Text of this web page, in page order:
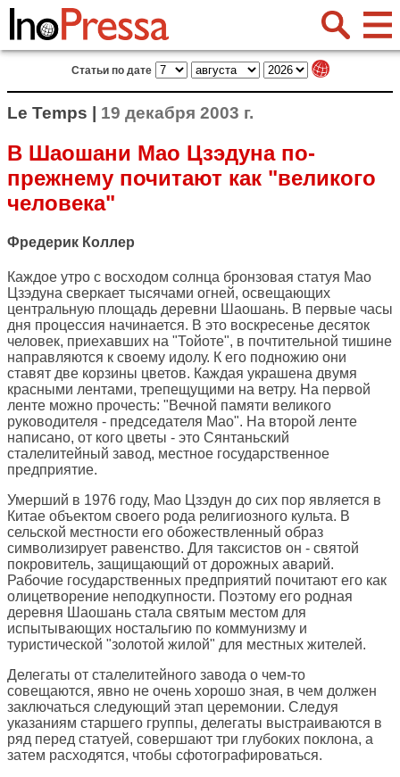
Статьи по дате
Le Temps | 19 декабря 2003 г.
В Шаошани Мао Цзэдуна по-
прежнему почитают как "великого
человека"
Фредерик Коллер
Каждое утро с восходом солнца бронзовая статуя Мао
Цзэдуна сверкает тысячами огней, освещающих
центральную площадь деревни Шаошань. В первые часы
дня процессия начинается. В это воскресенье десяток
человек, приехавших на "Тойоте", в почтительной тишине
направляются к своему идолу. К его подножию они
ставят две корзины цветов. Каждая украшена двумя
красными лентами, трепещущими на ветру. На первой
ленте можно прочесть: "Вечной памяти великого
руководителя - председателя Мао". На второй ленте
написано, от кого цветы - это Сянтаньский
сталелитейный завод, местное государственное
предприятие.
Умерший в 1976 году, Мао Цзэдун до сих пор является в
Китае объектом своего рода религиозного культа. В
сельской местности его обожествленный образ
символизирует равенство. Для таксистов он - святой
покровитель, защищающий от дорожных аварий.
Рабочие государственных предприятий почитают его как
олицетворение неподкупности. Поэтому его родная
деревня Шаошань стала святым местом для
испытывающих ностальгию по коммунизму и
туристической "золотой жилой" для местных жителей.
Делегаты от сталелитейного завода о чем-то
совещаются, явно не очень хорошо зная, в чем должен
заключаться следующий этап церемонии. Следуя
указаниям старшего группы, делегаты выстраиваются в
ряд перед статуей, совершают три глубоких поклона, а
затем расходятся, чтобы сфотографироваться.